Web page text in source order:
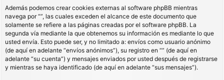
Además podemos crear cookies externas al software phpBB mientras
navega por “”, las cuales exceden el alcance de este documento que
solamente se refiere a las páginas creadas por el software phpBB. La
segunda vía mediante la que obtenemos su información es mediante lo que
usted envía. Esto puede ser, y no limitado a: envíos como usuario anónimo
(de aquí en adelante “envíos anónimos”), su registro en “” (de aquí en
adelante “su cuenta”) y mensajes enviados por usted después de registrarse
y mientras se haya identificado (de aquí en adelante “sus mensajes”).